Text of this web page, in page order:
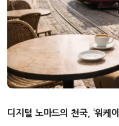
디지털 노마드의 천국, ‘워케